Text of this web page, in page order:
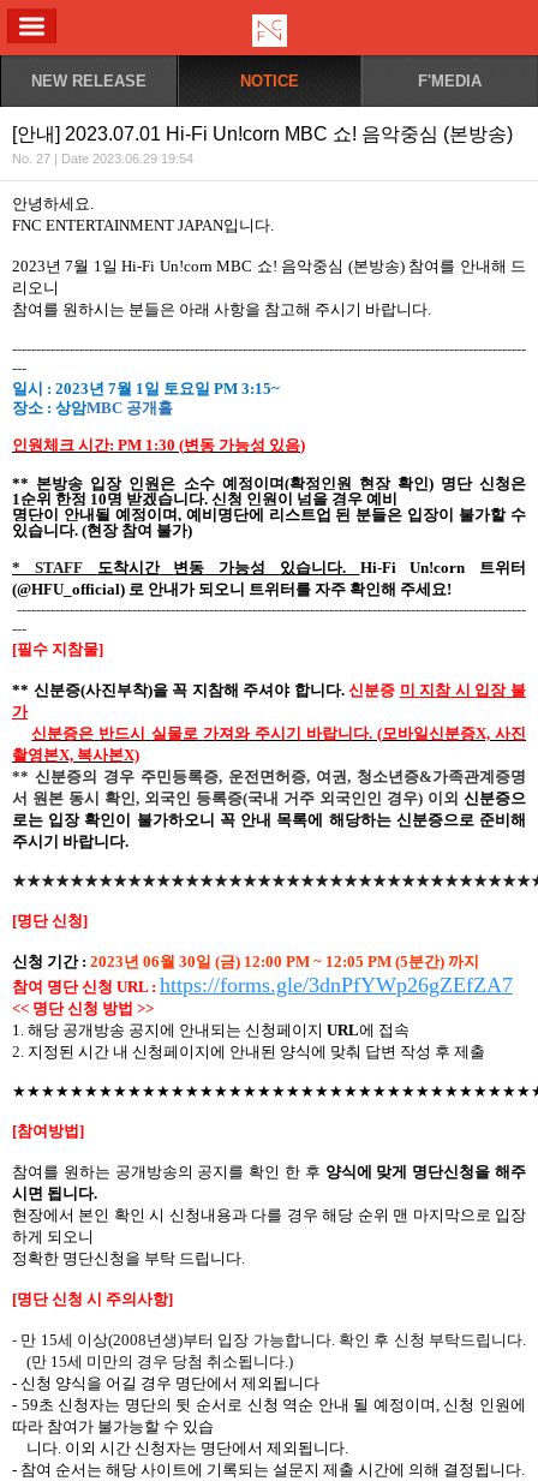
NEW RELEASE NOTICE F'MEDIA
[안내] 2023.07.01 Hi-Fi Un!corn MBC 쇼! 음악중심 (본방송)
No. 27 | Date 2023.06.29 19:54
안녕하세요.
FNC ENTERTAINMENT JAPAN입니다.
2023년 7월 1일 Hi-Fi Un!corn MBC 쇼! 음악중심 (본방송) 참여를 안내해 드
리오니
참여를 원하시는 분들은 아래 사항을 참고해 주시기 바랍니다.
-----------------------------------------------------------------------------------------------------------
---
일시 : 2023년 7월 1일 토요일 PM 3:15~
장소 : 상암MBC 공개홀
인원체크 시간: PM 1:30 (변동 가능성 있음)
** 본방송 입장 인원은 소수 예정이며 (확정인원 현장 확인) 명단 신청은
1순위 한정 10명 받겠습니다. 신청 인원이 넘을 경우 예비
명단이 안내될 예정이며 , 예비명단에 리스트업 된 분들은 입장이 불가할 수
있습니다. (현장 참여 불가)
* STAFF 도착시간 변동 가능성 있습니다. Hi-Fi Un!corn 트위터
(@HFU_official) 로 안내가 되오니 트위터를 자주 확인해 주세요!
----------------------------------------------------------------------------------------------------------
---
[필수 지참물]
** 신분증(사진부착)을 꼭 지참해 주셔야 합니다. 신분증 미 지참 시 입장 불
가
신분증은 반드시 실물로 가져와 주시기 바랍니다. (모바일신분증X,사진
촬영본X, 복사본X)
** 신분증의 경우 주민등록증, 운전면허증, 여권, 청소년증&가족관계증명
서 원본 동시 확인, 외국인 등록증(국내 거주 외국인인 경우) 이외 신분증으
로는 입장 확인이 불가하오니 꼭 안내 목록에 해당하는 신분증으로 준비해
주시기 바랍니다.
[명단 신청]
신청 기간: 2023년 06월 30일 (금) 12:00 PM ~ 12:05 PM (5분간) 까지
참여 명단 신청 URL : https://forms.gle/3dnPfYWp26gZEfZA7
<< 명단 신청 방법 >>
1. 해당 공개방송 공지에 안내되는 신청페이지 URL에 접속
2. 지정된 시간 내 신청페이지에 안내된 양식에 맞춰 답변 작성 후 제출
[참여방법 ]
참여를 원하는 공개방송의 공지를 확인 한 후 양식에 맞게 명단신청을 해주
시면 됩니다.
현장에서 본인 확인 시 신청내용과 다를 경우 해당 순위 맨 마지막으로 입장
하게 되오니
정확한 명단신청을 부탁 드립니다.
[명단 신청 시 주의사항]
- 만 15세 이상(2008년생)부터 입장 가능합니다. 확인 후 신청 부탁드립니다.
(만 15세 미만의 경우 당첨 취소됩니다.)
- 신청 양식을 어길 경우 명단에서 제외됩니다
- 59초 신청자는 명단의 뒷 순서로 신청 역순 안내 될 예정이며,신청 인원에
따라 참여가 불가능할 수 있습
니다. 이외 시간 신청자는 명단에서 제외됩니다.
- 참여 순서는 해당 사이트에 기록되는 설문지 제출 시간에 의해 결정됩니다.